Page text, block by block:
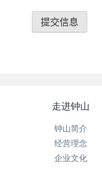
走进钟山
钟山简介
经营理念
企业文化